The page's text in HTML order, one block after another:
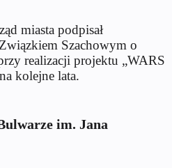
miasta podpisał
Szachowym o
realizacji projektu „WARS
kolejne lata.
im. Jana